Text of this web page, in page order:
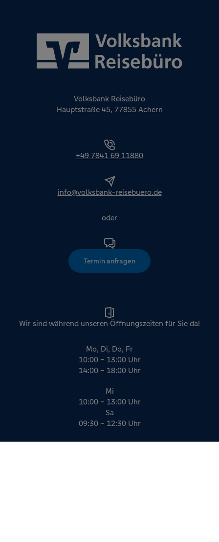
Volksbank Reisebüro
Hauptstraße 45, 77855 Achern
+49 7841 69 11880
info@volksbank-reisebuero.de
oder
Termin anfragen
Wir sind während unseren Öffnungszeiten für Sie da!
Mo, Di, Do, Fr
10:00 – 13:00 Uhr
14:00 – 18:00 Uhr
Mi
10:00 – 13:00 Uhr
Sa
09:30 – 12:30 Uhr